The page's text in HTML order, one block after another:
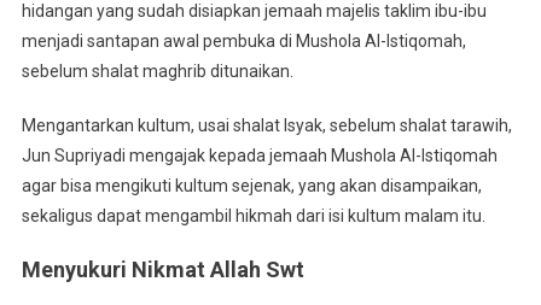
hidangan yang sudah disiapkan jemaah majelis taklim ibu-ibu
menjadi santapan awal pembuka di Mushola Al-Istiqomah,
sebelum shalat maghrib ditunaikan.
Mengantarkan kultum, usai shalat Isyak, sebelum shalat tarawih,
Jun Supriyadi mengajak kepada jemaah Mushola Al-Istiqomah
agar bisa mengikuti kultum sejenak, yang akan disampaikan,
sekaligus dapat mengambil hikmah dari isi kultum malam itu.
Menyukuri Nikmat Allah Swt